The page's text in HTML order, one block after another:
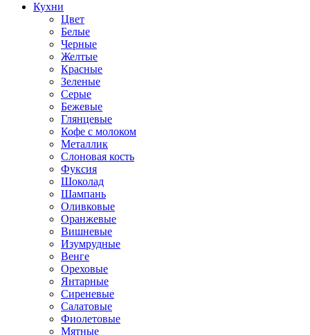
Кухни
Цвет
Белые
Черные
Желтые
Красные
Зеленые
Серые
Бежевые
Глянцевые
Кофе с молоком
Металлик
Слоновая кость
Фуксия
Шоколад
Шампань
Оливковые
Оранжевые
Вишневые
Изумрудные
Венге
Ореховые
Янтарные
Сиреневые
Салатовые
Фиолетовые
Мятные